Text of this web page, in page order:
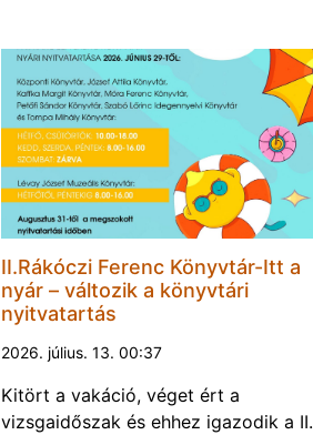
II.Rákóczi Ferenc Könyvtár-Itt a
nyár – változik a könyvtári
nyitvatartás
2026. július. 13. 00:37
Kitört a vakáció, véget ért a
vizsgaidőszak és ehhez igazodik a II.